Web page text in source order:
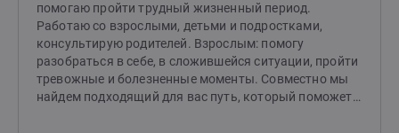
помогаю пройти трудный жизненный период.
Работаю со взрослыми, детьми и подростками,
консультирую родителей. Взрослым: помогу
разобраться в себе, в сложившейся ситуации, пройти
тревожные и болезненные моменты. Совместно мы
найдем подходящий для вас путь, который поможет